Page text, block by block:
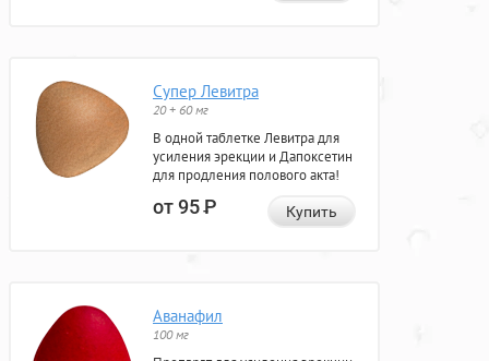
Супер Левитра
20 + 60 мг
В одной таблетке Левитра для
усиления эрекции и Дапоксетин
для продления полового акта!
от 95Р Купить
Аванафил
100 мг